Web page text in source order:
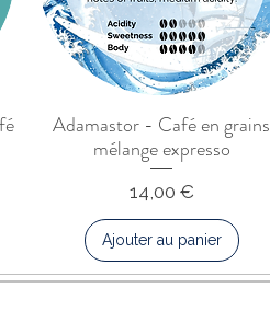
Adamastor - Café en grains
mélange expresso
Prix
14,00 €
Ajouter au panier